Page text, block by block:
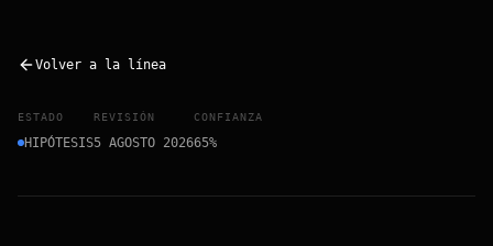
Volver a la línea
ESTADO
HIPÓTESIS
REVISIÓN
5 AGOSTO 2026
CONFIANZA
65%